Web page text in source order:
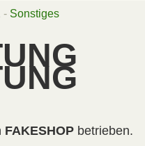
- Sonstiges
FAKESHOP betrieben.